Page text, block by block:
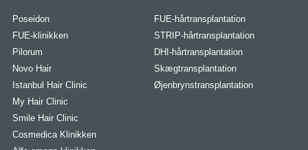
Poseidon
FUE-klinikken
Pilorum
Novo Hair
Istanbul Hair Clinic
My Hair Clinic
Smile Hair Clinic
Cosmedica Klinikken
FUE-hårtransplantation
STRIP-hårtransplantation
DHI-hårtransplantation
Skægtransplantation
Øjenbrynstransplantation